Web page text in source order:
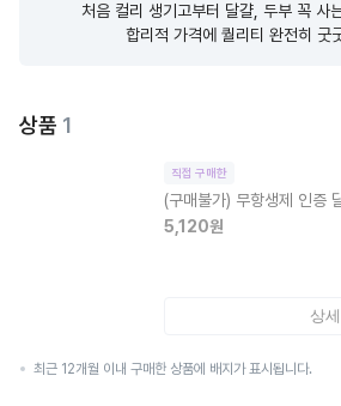
처음 컬리 생기고부터 달걀, 두부 꼭 사
합리적 가격에 퀄리티 완전히 굿
상품 1
직접 구매한
(구매불가) 무항생제 인증
5,120원
상
최근 12개월 이내 구매한 상품에 배지가 표시됩니다.